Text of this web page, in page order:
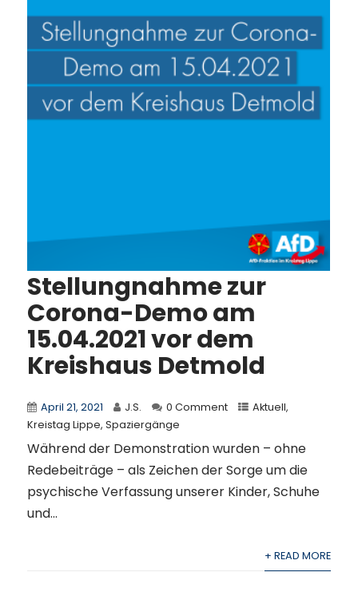
Stellungnahme zur
Corona-Demo am
15.04.2021 vor dem
Kreishaus Detmold
April 21, 2021 J.S. 0 Comment Aktuell,
Kreistag Lippe,Spaziergänge
Während der Demonstration wurden – ohne
Redebeiträge – als Zeichen der Sorge um die
psychische Verfassung unserer Kinder, Schuhe
und...
+ READ MORE